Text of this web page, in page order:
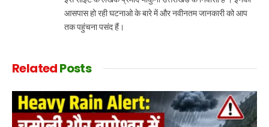
आसपास हो रही घटनाओ के बारे में और नवीनतम जानकारी को आप
तक पहुंचना पसंद हैं।
RelatedPosts